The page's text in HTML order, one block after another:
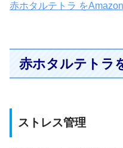
赤ホタルテトラ を
赤ホタルテトラ
ストレス管理